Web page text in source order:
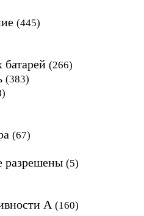
(445)
батарей (266)
(383)
(67)
разрешены (5)
А (160)